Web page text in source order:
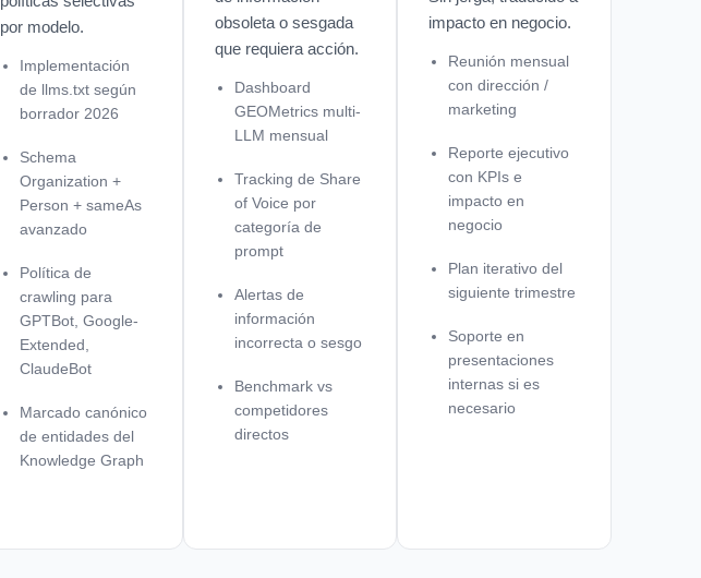
por modelo.
Implementación
de llms.txt según
borrador 2026
Schema
Organization +
Person + sameAs
avanzado
Política de
crawling para
GPTBot, Google-
Extended,
ClaudeBot
Marcado canónico
de entidades del
Knowledge Graph
obsoleta o sesgada
que requiera acción.
Dashboard
GEOMetrics multi-
LLM mensual
Tracking de Share
of Voice por
categoría de
prompt
Alertas de
información
incorrecta o sesgo
Benchmark vs
competidores
directos
impacto en negocio.
Reunión mensual
con dirección /
marketing
Reporte ejecutivo
con KPIs e
impacto en
negocio
Plan iterativo del
siguiente trimestre
Soporte en
presentaciones
internas si es
necesario